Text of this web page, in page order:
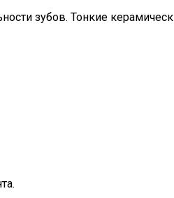
зубов. Тонкие